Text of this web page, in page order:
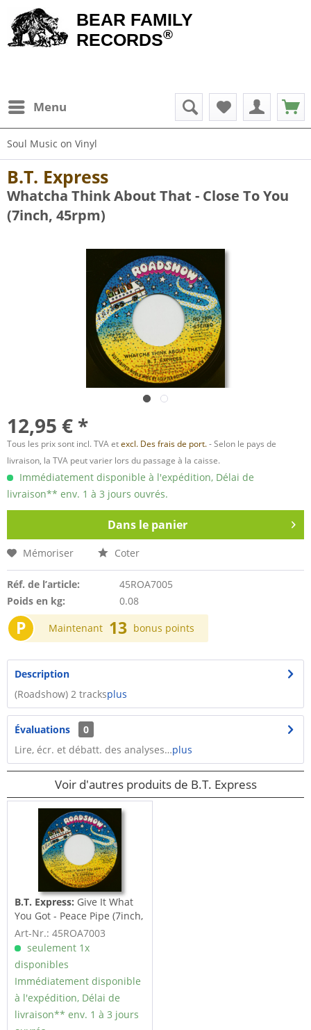
BEAR FAMILY
RECORDS®
Menu
Soul Music on Vinyl
B.T. Express
Whatcha Think About That - Close To You
(7inch, 45rpm)
12,95 € *
Tous les prix sont incl. TVA etexcl. Des frais de port.- Selon le pays de
livraison, la TVA peut varier lors du passage à la caisse.
Immédiatement disponible à l'expédition, Délai de
livraison** env. 1 à 3 jours ouvrés.
Dans le panier
Mémoriser Coter
Réf. de l’article:
45ROA7005
Poids en kg:
0.08
P Maintenant 13 bonus points
Description
(Roadshow) 2 tracksplus
Évaluations
0
Lire, écr. et débatt. des analyses…plus
Voir d'autres produits de B.T. Express
B.T. Express: Give It What
You Got - Peace Pipe (7inch,
45rpm)
Art-Nr.: 45ROA7003
seulement 1x
disponibles
Immédiatement disponible
à l'expédition, Délai de
livraison** env. 1 à 3 jours